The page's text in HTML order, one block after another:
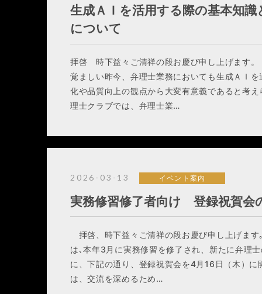
生成ＡＩを活用する際の基本知識
について
拝啓 時下益々ご清祥の段お慶び申し上げます
覚ましい昨今、弁理士業務においても生成ＡＩ
化や品質向上の観点から大変有意義であると考
理士クラブでは、弁理士業…
2026-03-13 イベント案内
実務修習修了者向け 登録祝賀会
拝啓、時下益々ご清祥の段お慶び申し上げま
は､本年3月に実務修習を修了され、新たに弁理
に、下記の通り、登録祝賀会を4月16日（木）
は、交流を深めるため…